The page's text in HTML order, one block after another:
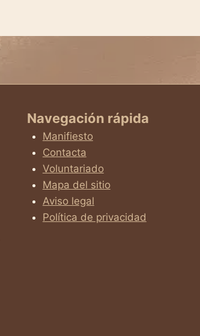
Navegación rápida
Manifiesto
Contacta
Voluntariado
Mapa del sitio
Aviso legal
Política de privacidad